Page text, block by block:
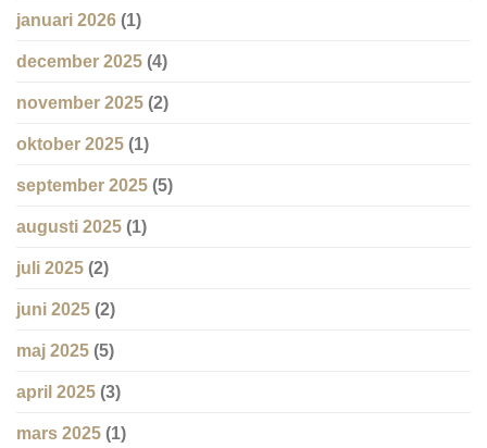
januari 2026 (1)
december 2025 (4)
november 2025 (2)
oktober 2025 (1)
september 2025 (5)
augusti 2025 (1)
juli 2025 (2)
juni 2025 (2)
maj 2025 (5)
april 2025 (3)
mars 2025 (1)